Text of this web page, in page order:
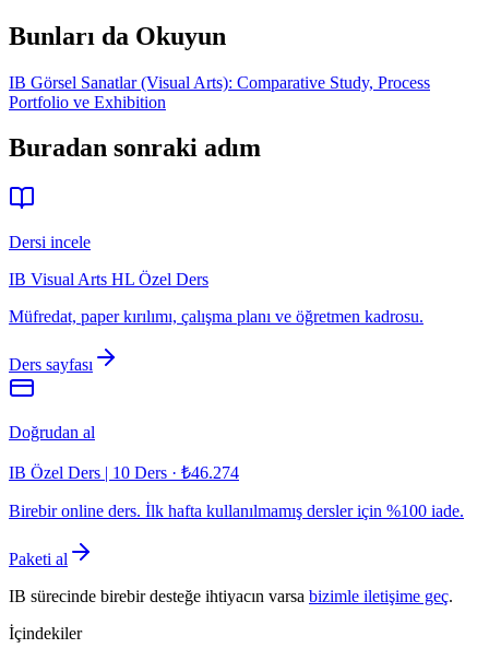
Bunları da Okuyun
IB Görsel Sanatlar (Visual Arts): Comparative Study, Process
Portfolio ve Exhibition
Buradan sonraki adım
Dersi incele
IB Visual Arts HL Özel Ders
Müfredat, paper kırılımı, çalışma planı ve öğretmen kadrosu.
Ders sayfası
Doğrudan al
IB Özel Ders | 10 Ders · ₺46.274
Birebir online ders. İlk hafta kullanılmamış dersler için %100 iade.
Paketi al
IB sürecinde birebir desteğe ihtiyacın varsa bizimle iletişime geç.
İçindekiler